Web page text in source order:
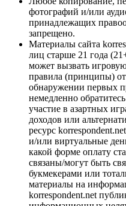
фотографий и/или
принадлежащих
запрещено.
Материалы сайта
лиц старше 21 года
может вызвать
правила (принципы)
обнаружении первых
немедленно
участие в азартных
доходов или
ресурс
и/или виртуальные
какой форме оплату
связаны/могут быть
букмекерами или
материалы на
korrespondent.net